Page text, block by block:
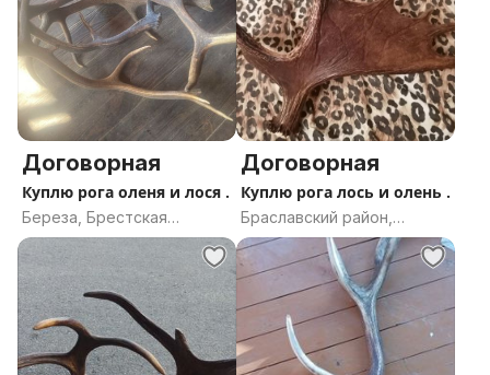
Договорная
Куплю рога оленя и лося .
Береза, Брестская
область
Договорная
Куплю рога лось и олень .
Браславский район,
Витебская область